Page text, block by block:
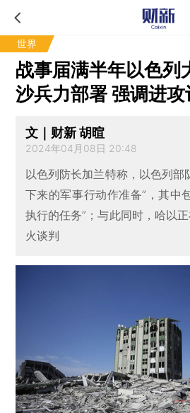
世界
战事届满半年以色列
沙兵力部署 强调进
文｜财新 胡暄
2024年04月08日 20:48
以色列防长加兰特称，以色列部
下来的军事行动作准备”，其中
执行的任务”；与此同时，哈以
火谈判